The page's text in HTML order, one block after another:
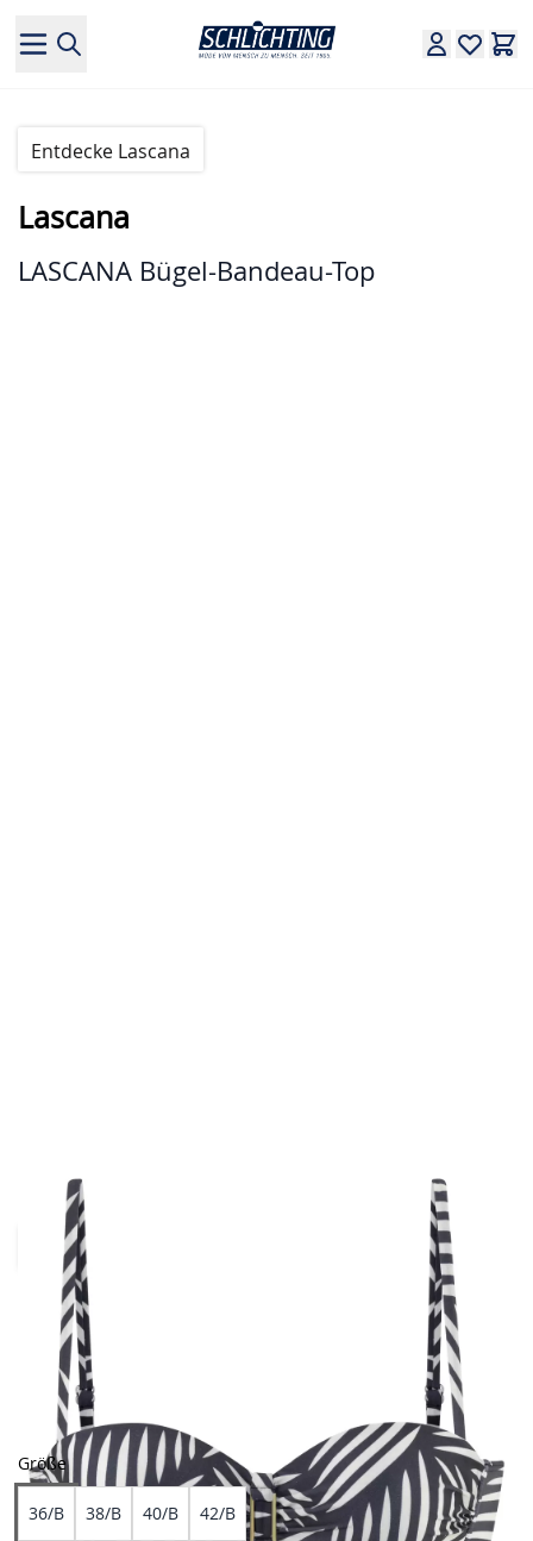
Entdecke Lascana
Lascana
LASCANA Bügel-Bandeau-Top
- 22,23%
Farben
Größe
36/B 38/B 40/B 42/B